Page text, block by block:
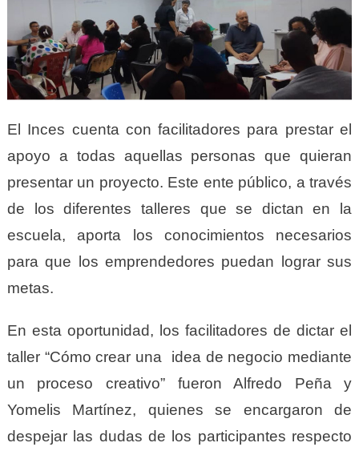
El Inces cuenta con facilitadores para prestar el
apoyo a todas aquellas personas que quieran
presentar un proyecto. Este ente público, a través
de los diferentes talleres que se dictan en la
escuela, aporta los conocimientos necesarios
para que los emprendedores puedan lograr sus
metas.
En esta oportunidad, los facilitadores de dictar el
taller “Cómo crear una idea de negocio mediante
un proceso creativo” fueron Alfredo Peña y
Yomelis Martínez, quienes se encargaron de
despejar las dudas de los participantes respecto